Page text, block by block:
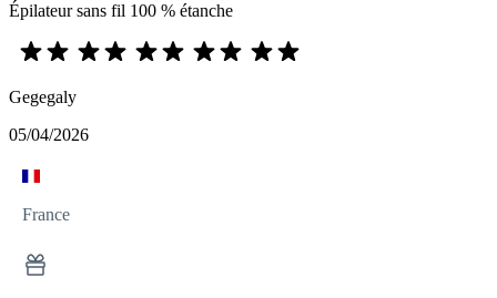
Épilateur sans fil 100 % étanche
Gegegaly
05/04/2026
France